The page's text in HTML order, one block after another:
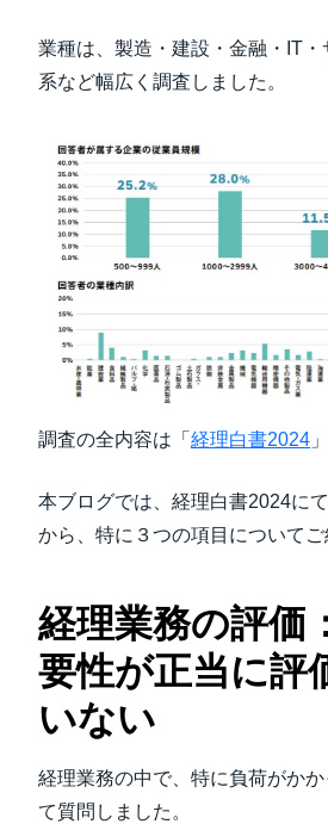
業種は、製造・建設・金融・IT・
系など幅広く調査しました。
調査の全内容は「 経理白書2024
本ブログでは、経理白書2024に
から、特に３つの項目についてご
経理業務の評価
要性が正当に評
いない
経理業務の中で、特に負荷がか
て質問しました。